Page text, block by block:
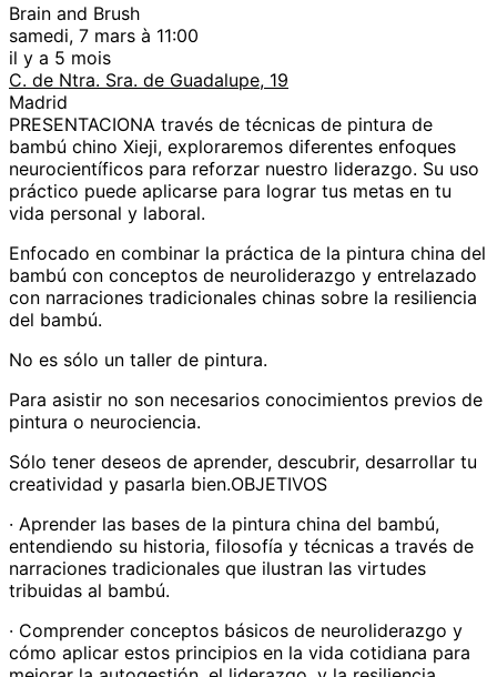
Brain and Brush
samedi, 7 mars à 11:00
il y a 5 mois
C. de Ntra. Sra. de Guadalupe, 19
Madrid
PRESENTACIONA través de técnicas de pintura de
bambú chino Xieji, exploraremos diferentes enfoques
neurocientíficos para reforzar nuestro liderazgo. Su uso
práctico puede aplicarse para lograr tus metas en tu
vida personal y laboral.
Enfocado en combinar la práctica de la pintura china del
bambú con conceptos de neuroliderazgo y entrelazado
con narraciones tradicionales chinas sobre la resiliencia
del bambú.
No es sólo un taller de pintura.
Para asistir no son necesarios conocimientos previos de
pintura o neurociencia.
Sólo tener deseos de aprender, descubrir, desarrollar tu
creatividad y pasarla bien.OBJETIVOS
· Aprender las bases de la pintura china del bambú,
entendiendo su historia, filosofía y técnicas a través de
narraciones tradicionales que ilustran las virtudes
tribuidas al bambú.
· Comprender conceptos básicos de neuroliderazgo y
cómo aplicar estos principios en la vida cotidiana para